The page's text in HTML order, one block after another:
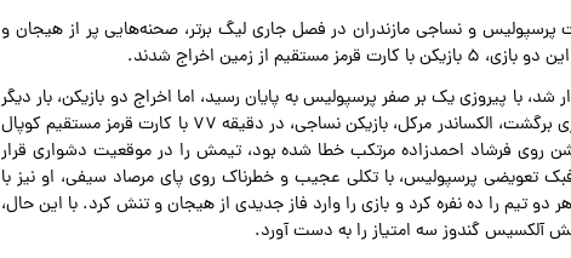
پرسپولیس و نساجی مازندران در فصل جاری لیگ برتر، صحنه‌هایی پر از هیجان و
از زمین اخراج شدند.
شد، با پیروزی یک بر صفر پرسپولیس به پایان رسید، اما اخراج دو بازیکن، بار دیگر
این تقابل را به صدر اخبار فوتبالی برد. در بازی برگشت، الکساندر مرکل، بازیکن نساجی، در دقیقه ۷۷ با کارت قرمز مستقیم کوپال
روی فرشاد احمدزاده مرتکب خطا شده بود، تیمش را در موقعیت دشواری قرار
تعویضی پرسپولیس، با تکلی عجیب و خطرناک روی پای مرصاد سیفی، او نیز با
دو تیم را ده نفره کرد و بازی را وارد فاز جدیدی از هیجان و تنش کرد. با این حال،
آلکسیس گندوز سه امتیاز را به دست آورد.